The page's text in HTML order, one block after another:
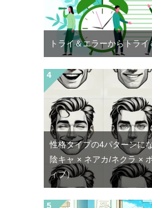
トライ＆エラーからトラ
性格タイプの4パターンに
陰キャ × ネアカ/ネクラ ×
ィブ）